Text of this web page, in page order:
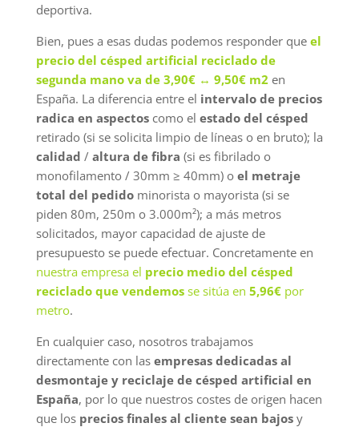
deportiva.
Bien, pues a esas dudas podemos responder que el
precio del césped artificial reciclado de
segunda mano va de 3,90€ ↔ 9,50€ m2 en
España. La diferencia entre el intervalo de precios
radica en aspectoscomo el estado del césped
retirado (si se solicita limpio de líneas o en bruto); la
calidad / altura de fibra (si es fibrilado o
monofilamento / 30mm ≥ 40mm) o el metraje
total del pedidominorista o mayorista (si se
piden 80m, 250m o 3.000m²); a más metros
solicitados, mayor capacidad de ajuste de
presupuesto se puede efectuar. Concretamente en
nuestra empresa el precio medio del césped
reciclado que vendemosse sitúa en 5,96€por
metro.
En cualquier caso, nosotros trabajamos
directamente con las empresas dedicadas al
desmontaje y reciclaje de césped artificial en
España, por lo que nuestros costes de origen hacen
que los precios finales al cliente sean bajosy